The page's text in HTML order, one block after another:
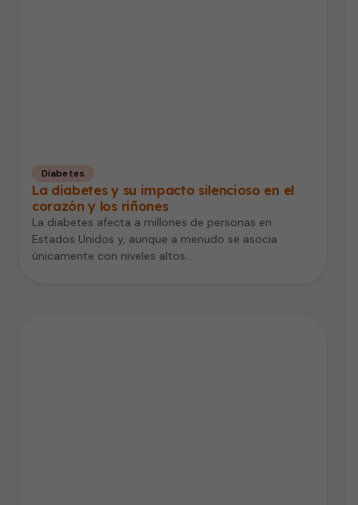
Diabetes
La diabetes y su impacto silencioso en el
corazón y los riñones
La diabetes afecta a millones de personas en
Estados Unidos y, aunque a menudo se asocia
únicamente con niveles altos…